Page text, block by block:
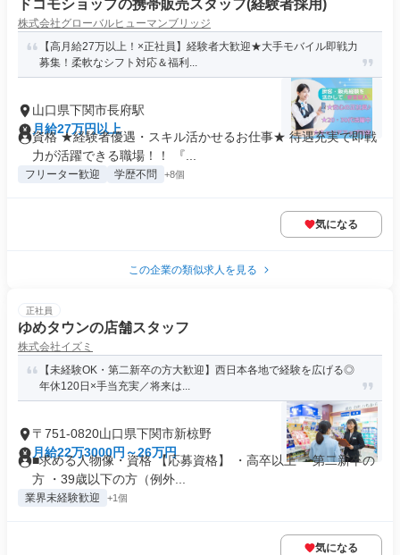
ドコモショップの携帯販売スタッフ(経験者採用)
株式会社グローバルヒューマンブリッジ
【高月給27万以上！×正社員】経験者大歓迎★大手モバイル即戦力
募集！柔軟なシフト対応＆福利...
山口県下関市長府駅
月給27万円以上
資格 ★経験者優遇・スキル活かせるお仕事★ 待遇充実で即戦
力が活躍できる職場！！ 『...
フリーター歓迎 学歴不問 +8個
気になる
この企業の類似求人を見る
正社員
ゆめタウンの店舗スタッフ
株式会社イズミ
【未経験OK・第二新卒の方大歓迎】西日本各地で経験を広げる◎
年休120日×手当充実／将来は...
〒751-0820山口県下関市新椋野
月給22万3000円～26万円
■求める人物像・資格 【応募資格】 ・高卒以上 ・第二新卒の
方 ・39歳以下の方（例外...
業界未経験歓迎 +1個
気になる